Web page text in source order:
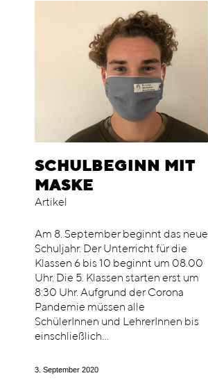
SCHULBEGINN MIT
MASKE
Artikel
Am 8. September beginnt das neue
Schuljahr. Der Unterricht für die
Klassen 6 bis 10 beginnt um 08.00
Uhr. Die 5. Klassen starten erst um
8:30 Uhr. Aufgrund der Corona
Pandemie müssen alle
SchülerInnen und LehrerInnen bis
einschließlich…
3. September 2020